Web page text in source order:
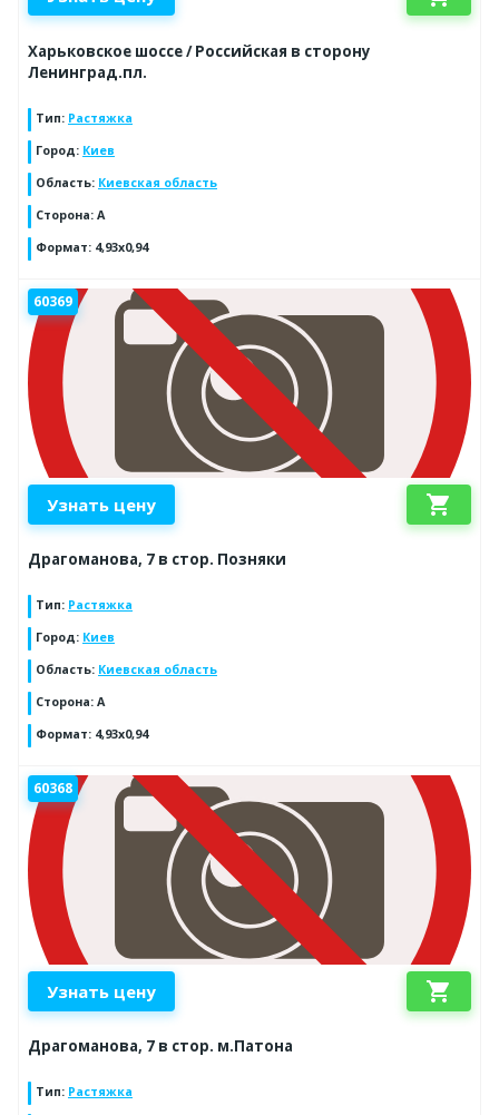
Харьковское шоссе / Российская в сторону
Ленинград.пл.
Тип: Растяжка
Город: Киев
Область: Киевская область
Сторона: A
Формат: 4,93x0,94
60369
Узнать цену shopping_cart
Драгоманова, 7 в стор. Позняки
Тип: Растяжка
Город: Киев
Область: Киевская область
Сторона: A
Формат: 4,93x0,94
60368
Узнать цену shopping_cart
Драгоманова, 7 в стор. м.Патона
Тип: Растяжка